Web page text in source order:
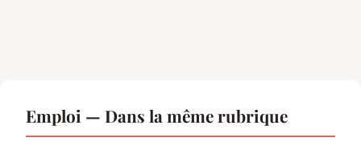
Emploi — Dans la même rubrique